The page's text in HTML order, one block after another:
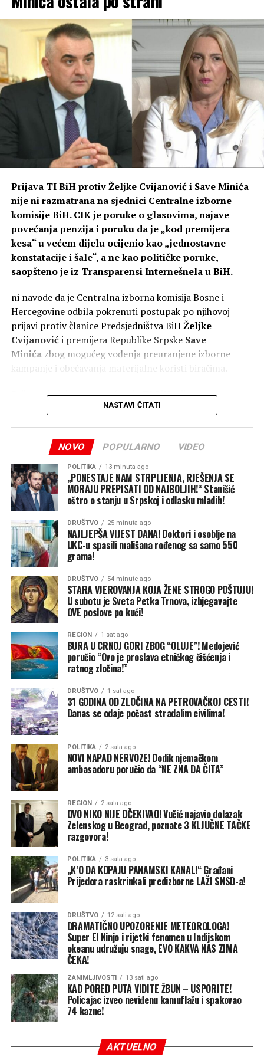
(BN) Foto: BN
Naglasio je da će Banjaluka i u narednom periodu
nastaviti da ulaže u razvoj seoskih sredina, ističući da
mještani uvijek mogu računati na kontinuiranu podršku
Grada.
– Naša obaveza je da ravnomjerno razvijamo svaki dio
Banjaluke i budemo oslonac ljudima koji čuvaju život na
selu – zaključio je Stanivuković.
Prijava TI BiH protiv Željke Cvijanović i Save Minića
nije ni razmatrana na sjednici Centralne izborne
komisije BiH. CIK je poruke o glasovima, najave
povećanja penzija i poruku da je „kod premijera
kesa“ u većem dijelu ocijenio kao „jednostavne
konstatacije i šale“, a ne kao političke poruke,
saopšteno je iz Transparensi Internešnela u BiH.
ni navode da je Centralna izborna komisija Bosne i
Hercegovine odbila pokrenuti postupak po njihovoj
prijavi protiv članice Predsjedništva BiHŽeljke
Cvijanovići premijera Republike Srpske Save
Minićazbog mogućeg vođenja preuranjene izborne
kampanje i obećavanja materijalne koristi biračima.
Prijava, dodaje se u saopštenju TI BiH, nije razmatrana
na sjednici CIK, nego je TI BiH dostavljen dopis u kojem
Izbornog zakona BiH.
– CIK je tako, bez javne rasprave i glasanja članova
Komisije, odlučio da neće pokrenuti postupak po
službenoj dužnosti. TI BiH je prijavu podnio zbog
obraćanja Cvijanović i Minića na tradicionalnom
druženju penzionera Teslića i Kotor Varoši koje je
održano 5. jula 2026. godine. Na video-snimku
objavljenom na platformi YouTube nekoliko dana kasnije
Minić je poručio:„I nisam ovdje došao uopšte
politički. Onaj ko traži glasove, on mora raditi. I kad
uradi, kad napravi ovako k’o što smo čuli šta je radila
predsjednica Cvijanović, onda to dođe samo od
sebe.“Spominjanje glasova, ipak, za CIK nije bilo
dovoljno da bi Minićevo obraćanje bilo političko –
saopšteno je iz TI BiH.
Cvijanović je, navodi se dalje u saopštenju, govoreći o
odnosu vlasti prema penzionerima, navela da
su„pravili i velike zakone“kako bi osigurali stabilno
okruženje, a potom najavila: „Biće penzija, biće redovno
penzija, biće i povećanja, i redovnih i vanrednih,
usklađivanja. Zahvalnost, naravno, i rukovodstvu
penzionera. Mi smo toliko godina imali dobru saradnju,
jer smo razumjeli da se moramo držati zajedno.“
– Cvijanović je okupljenima kazala i da je
kesa“, da je „tamo najbolje“, te dodala: „S njim je
najbolje biti dobar, kažem vam! Hvala vam još jednom,
ukazali ste nam veliku čast.
se do sad zajedno, dakle, kretali kroz sva ona
vremena, tako će biti i u budućem periodu.“ Iako ove
izjave imaju elemente preuranjene kampanje i
obećavanja novčane ili druge materijalne koristi, CIK je
zaključio da u izjavama nema političkih poruka kojima se
traži podrška za političku stranku ili kandidata, jer nije
spomenut naziv stranke, konkretan kandidat niti
politički program. Komisija je navela i da su Cvijanović i
Minić na video-snimku predstavljeni isključivo kao
nosioci javnih funkcija, a ne kao članovi SNSD – kažu u TI
BiH.
Komisija je, dodaju, pritom ocijenila da su sporne izjave
razmjenjuju sa posjetiocima skupa“.
NASTAVI ČITATI
NOVO POPULARNO VIDEO
POLITIKA 13 minuta ago
„PONESTAJE NAM STRPLJENJA, RJEŠENJA SE
MORAJU PREPISATI OD NAJBOLJIH!“ Stanišić
oštro o stanju u Srpskoj i odlasku mladih!
DRUŠTVO 25 minuta ago
NAJLJEPŠA VIJEST DANA! Doktori i osoblje na
UKC-u spasili mališana rođenog sa samo 550
grama!
DRUŠTVO 54 minute ago
STARA VJEROVANJA KOJA ŽENE STROGO POŠTUJU!
U subotu je Sveta Petka Trnova, izbjegavajte
OVE poslove po kući!
REGION 1 sat ago
BURA U CRNOJ GORI ZBOG “OLUJE”! Medojević
poručio “Ovo je proslava etničkog čišćenja i
ratnog zločina!”
DRUŠTVO 1 sat ago
31 GODINA OD ZLOČINA NA PETROVAČKOJ CESTI!
Danas se odaje počast stradalim civilima!
POLITIKA 2 sata ago
NOVI NAPAD NERVOZE! Dodik njemačkom
ambasadoru poručio da “NE ZNA DA ČITA”
REGION 2 sata ago
OVO NIKO NIJE OČEKIVAO! Vučić najavio dolazak
Zelenskog u Beograd, poznate 3 KLJUČNE TAČKE
razgovora!
POLITIKA 3 sata ago
„K’O DA KOPAJU PANAMSKI KANAL!“ Građani
Prijedora raskrinkali predizborne LAŽI SNSD-a!
DRUŠTVO 12 sati ago
DRAMATIČNO UPOZORENJE METEOROLOGA!
Super El Ninjo i rijetki fenomen u Indijskom
okeanu udružuju snage, EVO KAKVA NAS ZIMA
ČEKA!
ZANIMLJIVOSTI 13 sati ago
KAD PORED PUTA VIDITE ŽBUN – USPORITE!
Policajac izveo neviđenu kamuflažu i spakovao
74 kazne!
AKTUELNO